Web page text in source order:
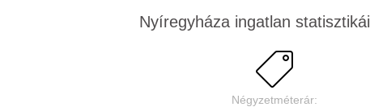
Nyíregyháza ingatlan statisztikái
Négyzetméterár: